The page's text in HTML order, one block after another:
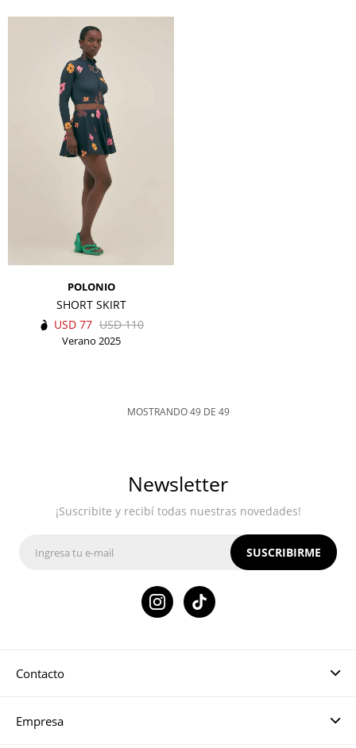
POLONIO
SHORT SKIRT
USD 77 USD 110
Verano 2025
MOSTRANDO49DE 49
Contacto
Empresa
Newsletter
¡Suscribite y recibí todas nuestras novedades!
SUSCRIBIRME
